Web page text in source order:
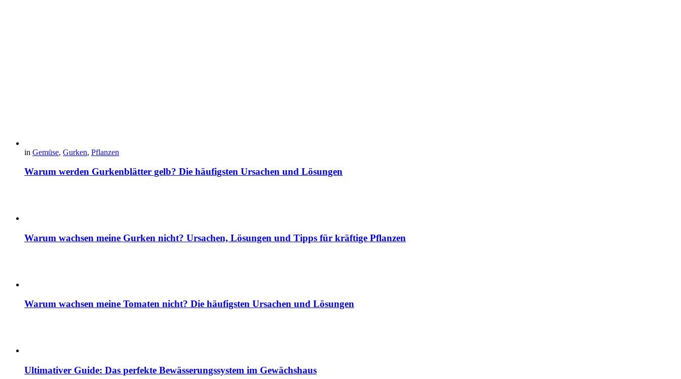
in Gemüse, Gurken, Pflanzen
Warum werden Gurkenblätter gelb? Die häufigsten Ursachen und Lösungen
Warum wachsen meine Gurken nicht? Ursachen, Lösungen und Tipps für kräftige Pflanzen
Warum wachsen meine Tomaten nicht? Die häufigsten Ursachen und Lösungen
Ultimativer Guide: Das perfekte Bewässerungssystem im Gewächshaus